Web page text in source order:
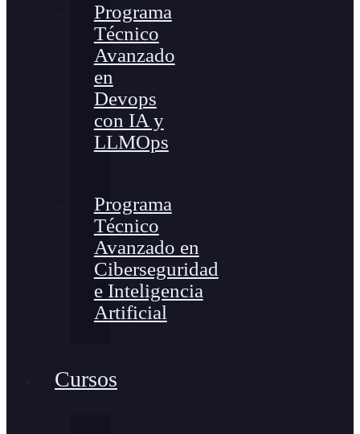
Programa
Técnico
Avanzado
en
Devops
con IA y
LLMOps
Programa
Técnico
Avanzado en
Ciberseguridad
e Inteligencia
Artificial
Cursos